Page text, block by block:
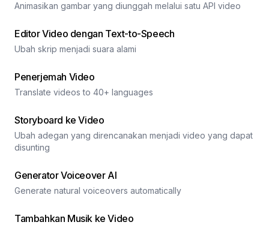
Animasikan gambar yang diunggah melalui satu API video
Editor Video dengan Text-to-Speech
Ubah skrip menjadi suara alami
Penerjemah Video
Translate videos to 40+ languages
Storyboard ke Video
Ubah adegan yang direncanakan menjadi video yang dapat
disunting
Generator Voiceover AI
Generate natural voiceovers automatically
Tambahkan Musik ke Video